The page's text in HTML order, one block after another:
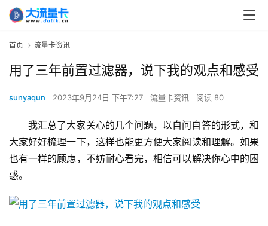
首页 流量卡资讯
用了三年前置过滤器，说下我的观点和感受
sunyaqun 2023年9月24日 下午7:27 流量卡资讯 阅读 80
我汇总了大家关心的几个问题，以自问自答的形式，和
大家好好梳理一下，这样也能更方便大家阅读和理解。如果
也有一样的顾虑，不妨耐心看完，相信可以解决你心中的困
惑。